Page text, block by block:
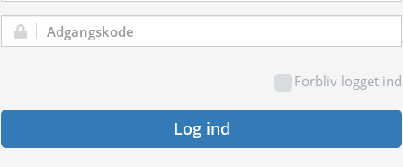
Adgangskode:
Forbliv logget ind
Log ind